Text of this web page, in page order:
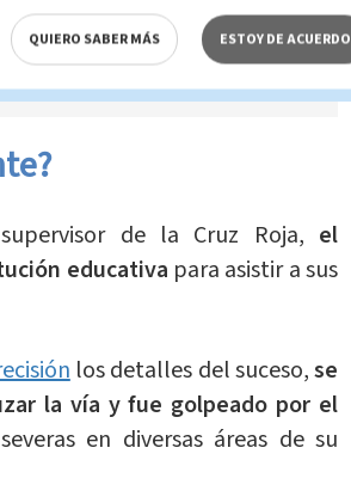
de la Cruz Roja, el
educativa para asistir a sus
los detalles del suceso,se
la vía y fue golpeado por el
en diversas áreas de su
QUIERO SABER MÁS ESTOY DE ACUERDO